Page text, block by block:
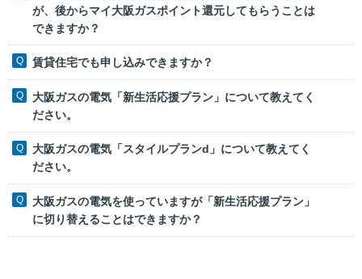
が、後からマイ大阪ガスポイント還元してもらうことは
できますか？
賃貸住宅でも申し込みできますか？
大阪ガスの電気「新生活応援プラン」について教えてく
ださい。
大阪ガスの電気「スタイルプランd」について教えてく
ださい。
大阪ガスの電気を使っていますが「新生活応援プラン」
に切り替えることはできますか？